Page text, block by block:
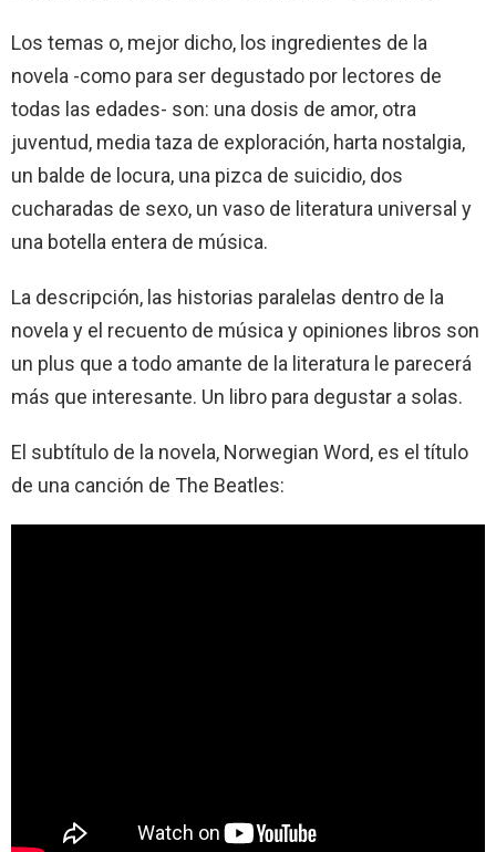
Los temas o, mejor dicho, los ingredientes de la
novela -como para ser degustado por lectores de
todas las edades- son: una dosis de amor, otra
juventud, media taza de exploración, harta nostalgia,
un balde de locura, una pizca de suicidio, dos
cucharadas de sexo, un vaso de literatura universal y
una botella entera de música.
La descripción, las historias paralelas dentro de la
novela y el recuento de música y opiniones libros son
un plus que a todo amante de la literatura le parecerá
más que interesante. Un libro para degustar a solas.
El subtítulo de la novela, Norwegian Word, es el título
de una canción de The Beatles: